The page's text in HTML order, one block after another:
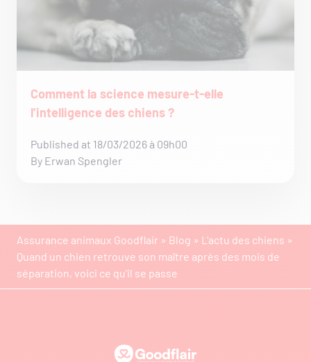
Comment la science mesure-t-elle
l’intelligence des chiens ?
Published at 18/03/2026 à 09h00
By Erwan Spengler
Assurance animaux Goodflair » Blog » L'actu des chiens »
Quand un chien retrouve son maître après des mois de
séparation, voici ce qu’il se passe
Goodflair